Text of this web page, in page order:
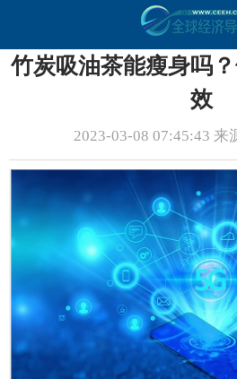
竹炭吸油茶能瘦身吗
效
2023-03-08 07:45:43 来